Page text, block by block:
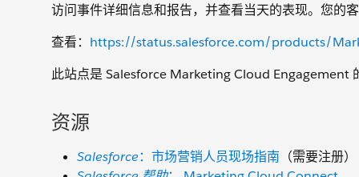
访问事件详细信息和报告，并查看当天的表现。您的
查看： https://status.salesforce.com/products/
此站点是 Salesforce Marketing Cloud Engagement
资源
Salesforce：市场营销人员现场指南 （需要注册）